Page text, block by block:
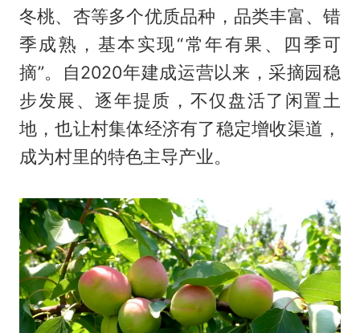
冬桃、杏等多个优质品种，品类丰富、错
季成熟，基本实现“常年有果、四季可
摘”。自2020年建成运营以来，采摘园稳
步发展、逐年提质，不仅盘活了闲置土
地，也让村集体经济有了稳定增收渠道，
成为村里的特色主导产业。